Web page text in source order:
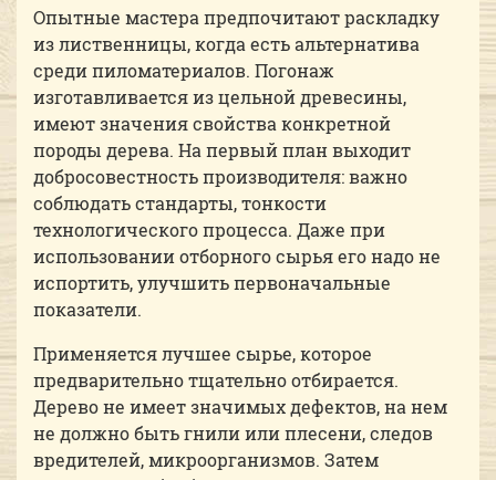
Опытные мастера предпочитают раскладку
из лиственницы, когда есть альтернатива
среди пиломатериалов. Погонаж
изготавливается из цельной древесины,
имеют значения свойства конкретной
породы дерева. На первый план выходит
добросовестность производителя: важно
соблюдать стандарты, тонкости
технологического процесса. Даже при
использовании отборного сырья его надо не
испортить, улучшить первоначальные
показатели.
Применяется лучшее сырье, которое
предварительно тщательно отбирается.
Дерево не имеет значимых дефектов, на нем
не должно быть гнили или плесени, следов
вредителей, микроорганизмов. Затем